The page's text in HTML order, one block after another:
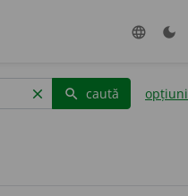
language dark_mode
clear search caută opțiuni